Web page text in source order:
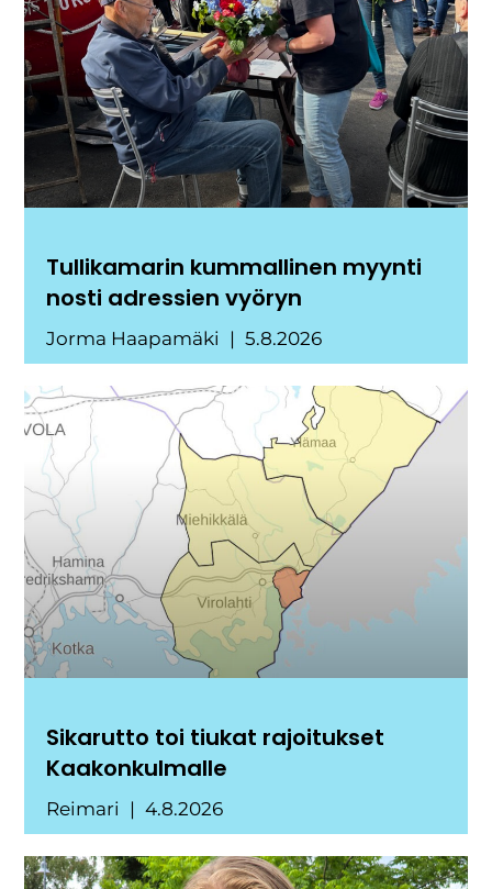
Tullikamarin kummallinen myynti
nosti adressien vyöryn
Jorma Haapamäki 5.8.2026
Sikarutto toi tiukat rajoitukset
Kaakonkulmalle
Reimari 4.8.2026